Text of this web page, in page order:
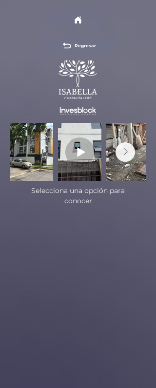
Regresar
Selecciona una opción para
conocer